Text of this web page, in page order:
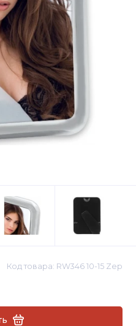
Код товара: RW346 10-15 Zep